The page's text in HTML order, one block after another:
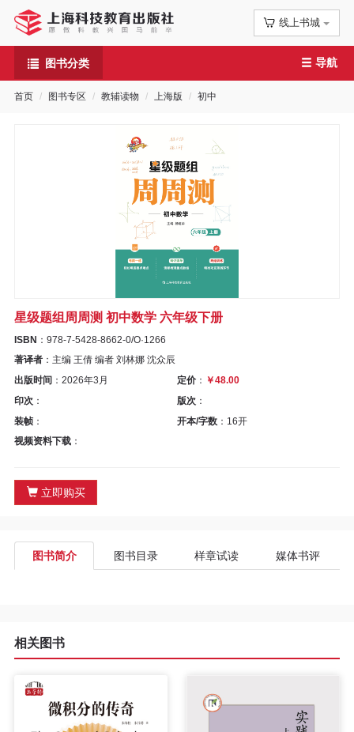
线上书城
图书分类
首
页
导航
首页 图书专区 教辅读物 上海版 初中
星级题组周周测 初中数学 六年级下册
ISBN ：978-7-5428-8662-0/O·1266
著译者 ：主编 王倩 编者 刘林娜 沈众辰
出版时间 ：2026年3月 定价： ￥48.00
印次 ： 版次：
装帧 ： 开本/字数：16开
视频资料下载 ：
立即购买
图书简介 图书目录 样章试读 媒体书评
相关图书